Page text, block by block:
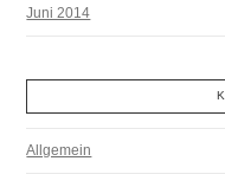
Juni 2014
Allgemein